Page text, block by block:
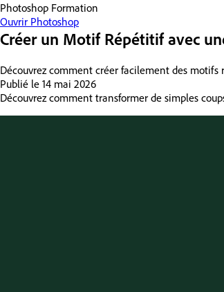
Photoshop Formation
Ouvrir Photoshop
Créer un Motif Répétitif avec
Découvrez comment créer facilement des
Publié le 14 mai 2026
Découvrez comment transformer de simples